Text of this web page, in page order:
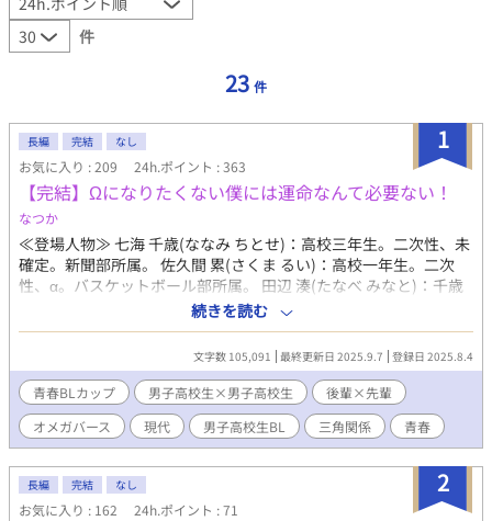
件
23 件
1
長編 完結 なし
お気に入り : 209 24h.ポイント : 363
【完結】Ωになりたくない僕には運命なんて必要ない！
なつか
≪登場人物≫ 七海 千歳(ななみ ちとせ)：高校三年生。二次性、未
確定。新聞部所属。 佐久間 累(さくま るい)：高校一年生。二次
性、α。バスケットボール部所属。 田辺 湊(たなべ みなと)：千歳
の同級生。二次性、α。新聞部所属。 ≪あらすじ≫ α、β、Ωとい
う二次性が存在する世界。通常10歳で確定する二次性が、千歳は
高校三年生になった今でも未確定のまま。 そのことを隠してβと
して高校生活を送っていた千歳の前に現れたαの累。彼は千歳の運
命の番だった。 運命の番である累がそばにいると、千歳はΩにな
ってしまうかもしれない。だから、近づかないようにしようと思
ってるのに、そんな千歳にかまうことなく累はぐいぐいと迫って
くる。しかも、βだと思っていた友人の湊も実はαだったことが判
明。 二人にのαに挟まれ、果たして千歳はβとして生きていくこと
ができるのか。
続きを読む
文字数 105,091 最終更新日 2025.9.7 登録日 2025.8.4
青春BLカップ​ 男子高校生×男子高校生
後輩×先輩
オメガバース
現代 男子高校生BL 三角関係 青春
2
長編 完結 なし
お気に入り : 162 24h.ポイント : 71